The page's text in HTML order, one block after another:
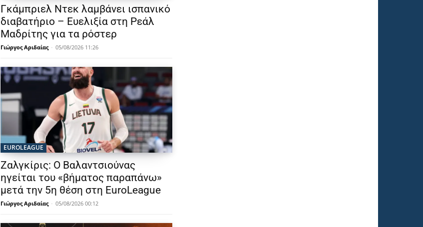
Γκάμπριελ Ντεκ λαμβάνει ισπανικό
διαβατήριο – Ευελιξία στη Ρεάλ
Μαδρίτης για τα ρόστερ
Γιώργος Αριδαίας - 05/08/2026 11:26
EUROLEAGUE
Ζαλγκίρις: Ο Βαλαντσιούνας
ηγείται του «βήματος παραπάνω»
μετά την 5η θέση στη EuroLeague
Γιώργος Αριδαίας - 05/08/2026 00:12